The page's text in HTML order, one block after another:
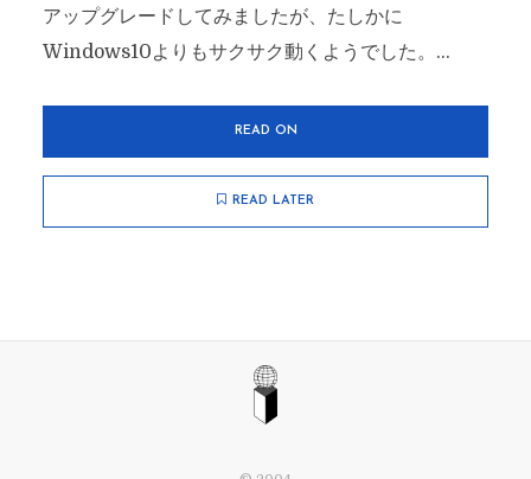
アップグレードしてみましたが、たしかに
Windows10よりもサクサク動くようでした。...
READ ON
READ LATER